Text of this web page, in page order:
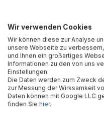
🎉 Jetzt den
Wir verwenden Cookies
Wir können diese zur Analyse
unsere Webseite zu
und Ihnen ein großartiges
Informationen zu den von uns
Einstellungen.
Die Daten werden zum Zweck
zur Messung der Wirksamkeit
Daten können mit Google LLC
finden Sie hier.
Abonniere jetzt
Newsletter,
Aktionen
Willkommensrabatt
bei Deiner
Email